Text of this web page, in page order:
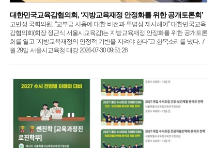
대한민국교육감협의회, ‘지방교육재정 안정화를 위한 공개토론회’
고민정 국회의원, “교부금 사용에 대한 비전과 투명성 제시해야” 대한민국교육
감협의회(회장 정근식 서울시교육감)는 지방교육재정 안정화를 위한 공개토론
회를 열고 “지방교육재정의 안정적 기반을 지켜야 한다”고 한목소리를 냈다. 7
월 29일 서울시교육청 대강 2026-07-30 09:51:28